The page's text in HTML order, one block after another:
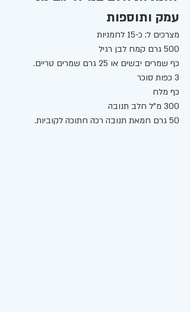
עמק ותוספות
מצרכים ל: כ-15 לחמניות
500 גרם קמח לבן רגיל
כף שמרים יבשים או 25 גרם שמרים טריים.
3 כפות סוכר
כף מלח
300 מ"ל חלב תנובה
50 גרם חמאת תנובה רכה חתוכה לקוביות.